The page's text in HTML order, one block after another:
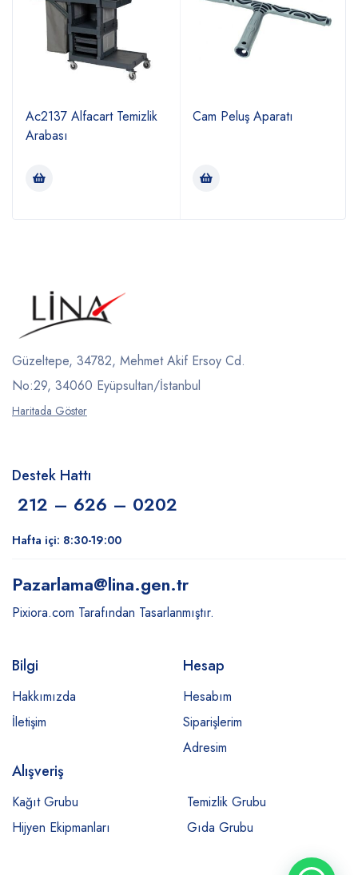
Ac2137 Alfacart Temizlik
Arabası
Cam Peluş Aparatı
Güzeltepe, 34782, Mehmet Akif Ersoy Cd.
No:29, 34060 Eyüpsultan/İstanbul
Haritada Göster
Destek Hattı
212 – 626 – 0202
Hafta içi: 8:30-19:00
Pazarlama@lina.gen.tr
Pixiora.com Tarafından Tasarlanmıştır.
Bilgi
Hakkımızda
İletişim
Hesap
Hesabım
Siparişlerim
Adresim
Alışveriş
Kağıt Grubu
Temizlik Grubu
Hijyen Ekipmanları
Gıda Grubu